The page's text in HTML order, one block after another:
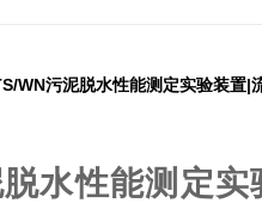
WN污泥脱水性能测定实验装置|
水性能测定